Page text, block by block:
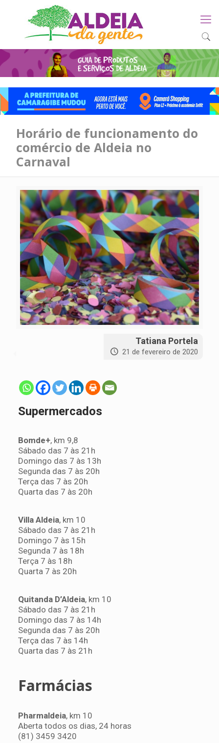
Horário de funcionamento do
comércio de Aldeia no
Carnaval
Tatiana Portela
21 de fevereiro de 2020
Supermercados
Bomde+, km 9,8
Sábado das 7 às 21h
Domingo das 7 às 13h
Segunda das 7 às 20h
Terça das 7 às 20h
Quarta das 7 às 20h
Villa Aldeia, km 10
Sábado das 7 às 21h
Domingo 7 às 15h
Segunda 7 às 18h
Terça 7 às 18h
Quarta 7 às 20h
Quitanda D’Aldeia, km 10
Sábado das 7 às 21h
Domingo das 7 às 14h
Segunda das 7 às 20h
Terça das 7 às 14h
Quarta das 7 às 21h
Farmácias
Pharmaldeia, km 10
Aberta todos os dias, 24 horas
(81) 3459 3420